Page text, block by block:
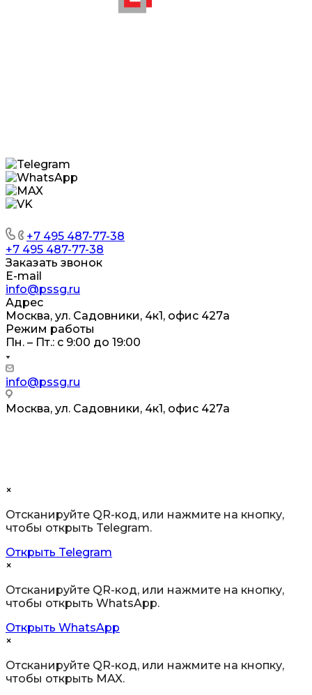
+7 495 487-77-38
+7 495 487-77-38
Заказать звонок
E-mail
info@pssg.ru
Адрес
Москва, ул. Садовники, 4к1, офис 427а
Режим работы
Пн. – Пт.: с 9:00 до 19:00
info@pssg.ru
Москва, ул. Садовники, 4к1, офис 427а
×
Отсканируйте QR-код, или нажмите на кнопку,
чтобы открыть Telegram.
Открыть Telegram
×
Отсканируйте QR-код, или нажмите на кнопку,
чтобы открыть WhatsApp.
Открыть WhatsApp
×
Отсканируйте QR-код, или нажмите на кнопку,
чтобы открыть MAX.